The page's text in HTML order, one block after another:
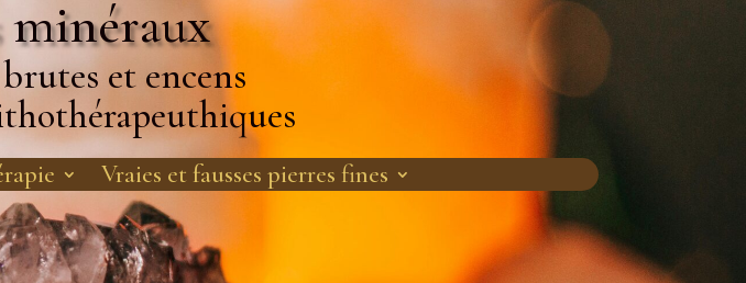
et encens
Vraies et fausses pierres fines